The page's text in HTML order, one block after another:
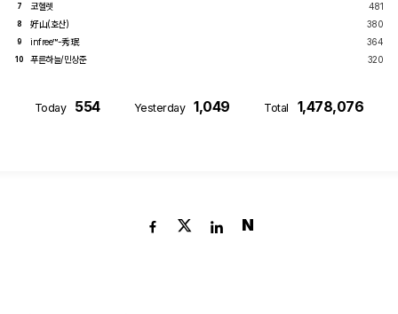
7 코헬렛 481
8 好山(호산) 380
9 infree™-秀珉 364
10 푸른하늘/민상준 320
Today 554 Yesterday 1,049 Total 1,478,076
N